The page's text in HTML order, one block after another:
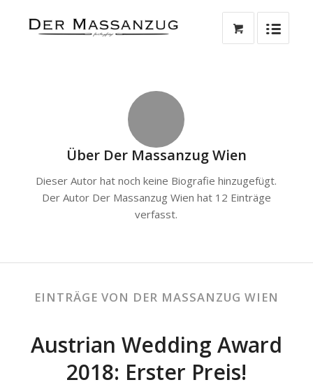
Über Der Massanzug Wien
Dieser Autor hat noch keine Biografie hinzugefügt.
Der Autor Der Massanzug Wien hat 12 Einträge
verfasst.
EINTRÄGE VON DER MASSANZUG WIEN
Austrian Wedding Award
2018: Erster Preis!